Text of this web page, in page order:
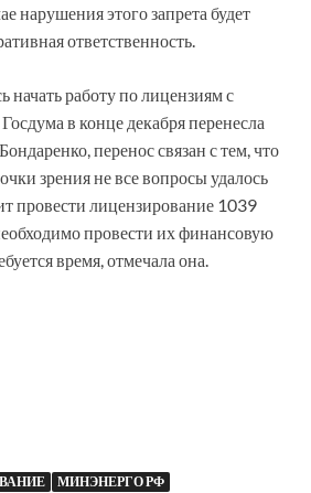
нарушения этого запрета будет
ответственность.
начать работу по лицензиям с
в конце декабря перенесла
перенос связан с тем, что
зрения не все вопросы удалось
провести лицензирование 1039
провести их финансовую
время, отмечала она.
МИНЭНЕРГО РФ